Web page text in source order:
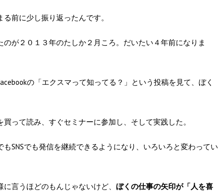
前に少し振り返ったんです。
が２０１３年のたしか２月ころ。だいたい４年前になりま
の「エクスマって知ってる？」という投稿を見て、ぼく
って読み、すぐセミナーに参加し、そして実践した。
SNSでも発信を継続できるようになり、いろいろと変わってい
言うほどのもんじゃないけど、 ぼくの仕事の矢印が「人を喜